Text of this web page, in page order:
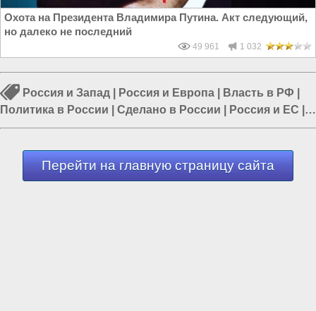
Охота на Президента Владимира Путина. Акт следующий,
но далеко не последний
49 961 1 032
Россия и Запад Россия и Европа Власть в РФ
Политика в России
Сделано в России Россия и ЕС
Россия и США
Перейти на главную страницу сайта